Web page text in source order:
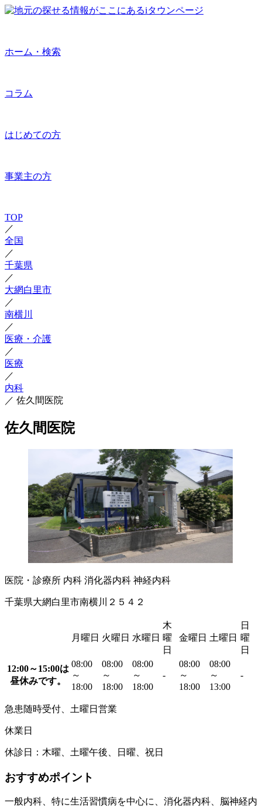
ホーム・検索
コラム
はじめての方
事業主の方
TOP
／
全国
／
千葉県
／
大網白里市
／
南横川
／
医療・介護
／
医療
／
内科
／ 佐久間医院
佐久間医院
医院・診療所 内科 消化器内科 神経内科
千葉県大網白里市南横川２５４２
月曜日 火曜日 水曜日
木
曜
日
金曜日 土曜日
日
曜
日
12:00～15:00は
昼休みです。
08:00
～
18:00
08:00
～
18:00
08:00
～
18:00
-
08:00
～
18:00
08:00
～
13:00
-
急患随時受付、土曜日営業
休業日
休診日：木曜、土曜午後、日曜、祝日
おすすめポイント
一般内科、特に生活習慣病を中心に、消化器内科、脳神経内